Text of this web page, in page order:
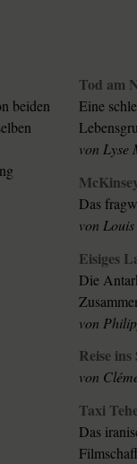
beiden
Tod am
Eine
von Lyse
Das
von
Eisiges
Die Antarktis als
von
Reise
von
Taxi
Das